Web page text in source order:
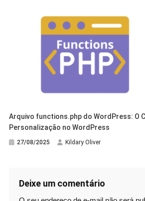
Arquivo functions.php do WordPress: O Coração da
Personalização no WordPress
27/08/2025 Kildary Oliver
Deixe um comentário